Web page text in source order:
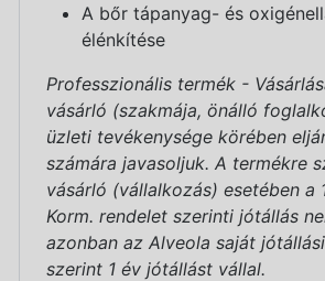
A bőr tápanyag- és
élénkítése
Professzionális termék -
vásárló (szakmája, önálló
üzleti tevékenysége körében
számára javasoljuk. A termékre
vásárló (vállalkozás) esetében a
Korm. rendelet szerinti jótállás
azonban az Alveola saját
szerint 1 év jótállást vállal.